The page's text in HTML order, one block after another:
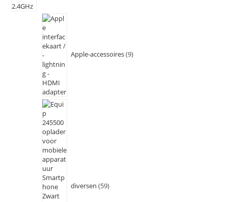
Apple-accessoires 9
diversen 59